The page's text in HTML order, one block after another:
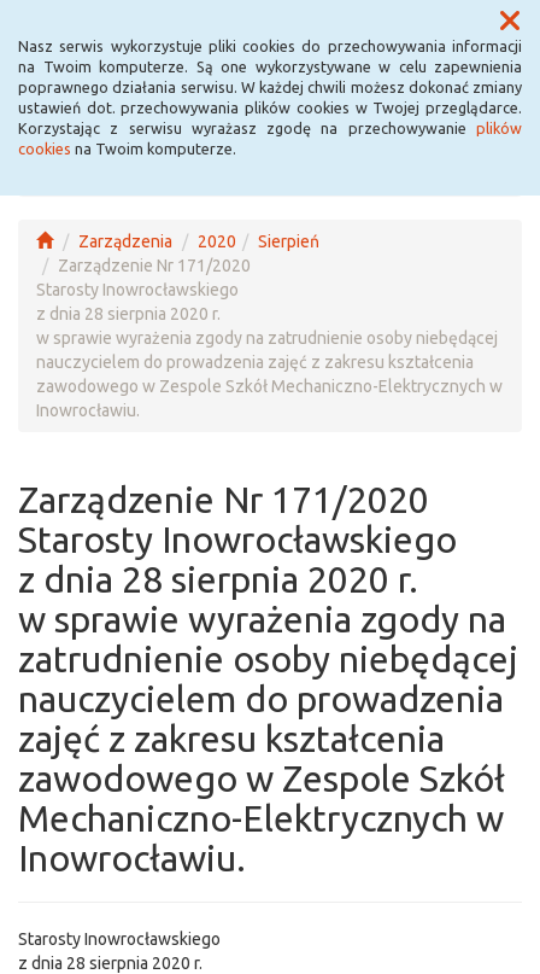
Nasz serwis wykorzystuje pliki cookies do przechowywania informacji
na Twoim komputerze. Są one wykorzystywane w celu zapewnienia
poprawnego działania serwisu. W każdej chwili możesz dokonać zmiany
ustawień dot. przechowywania plików cookies w Twojej przeglądarce.
Korzystając z serwisu wyrażasz zgodę na przechowywanie plików
cookies na Twoim komputerze.
Menu
Zarządzenia 2020
Sierpień
Zarządzenie Nr 171/2020
Starosty Inowrocławskiego
z dnia 28 sierpnia 2020 r.
w sprawie wyrażenia zgody na zatrudnienie osoby niebędącej
nauczycielem do prowadzenia zajęć z zakresu kształcenia
zawodowego w Zespole Szkół Mechaniczno-Elektrycznych w
Inowrocławiu.
Zarządzenie Nr 171/2020
Starosty Inowrocławskiego
z dnia 28 sierpnia 2020 r.
w sprawie wyrażenia zgody na
zatrudnienie osoby niebędącej
nauczycielem do prowadzenia
zajęć z zakresu kształcenia
zawodowego w Zespole Szkół
Mechaniczno-Elektrycznych w
Inowrocławiu.
Starosty Inowrocławskiego
z dnia 28 sierpnia 2020 r.